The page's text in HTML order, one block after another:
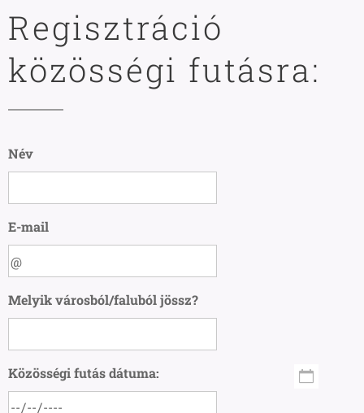
Regisztráció
közösségi futásra:
Név
E-mail
Melyik városból/faluból jössz?
Közösségi futás dátuma: